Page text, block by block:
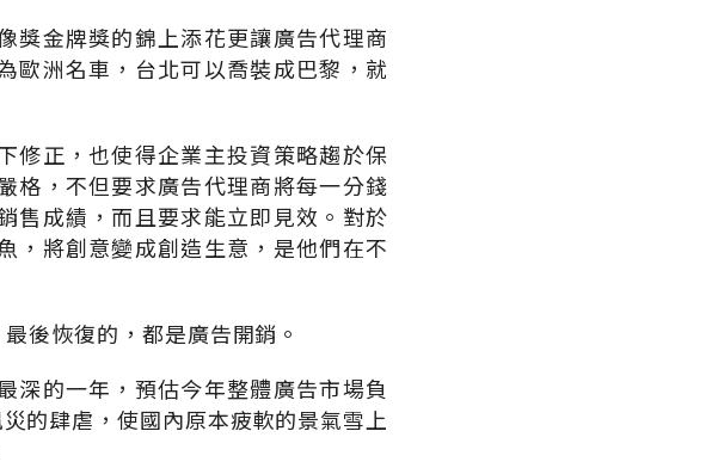
獎金牌獎的錦上添花更讓廣告代理商
歐洲名車，台北可以喬裝成巴黎，就
修正，也使得企業主投資策略趨於保
格，不但要求廣告代理商將每一分錢
售成績，而且要求能立即見效。對於
，將創意變成創造生意，是他們在不
後恢復的，都是廣告開銷。
深的一年，預估今年整體廣告市場負
的肆虐，使國內原本疲軟的景氣雪上